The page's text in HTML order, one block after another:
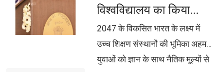
विश्वविद्यालय का किया
उद्घाटन, कहा— मूल्यपरक
शिक्षा से ही बनेगा विकसित
भारत
2047 के विकसित भारत के लक्ष्य में
उच्च शिक्षण संस्थानों की भूमिका अहम,
युवाओं को ज्ञान के साथ नैतिक मूल्यों से